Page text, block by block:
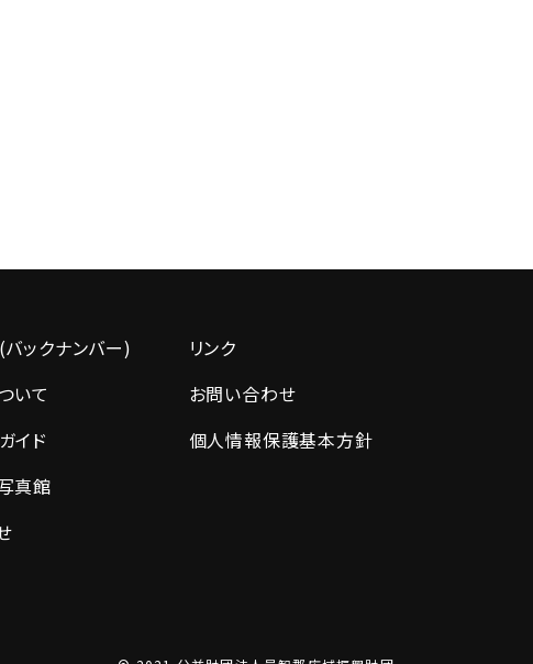
ックナンバー)
いて
イド
真館
リンク
お問い合わせ
個人情報保護基本方針